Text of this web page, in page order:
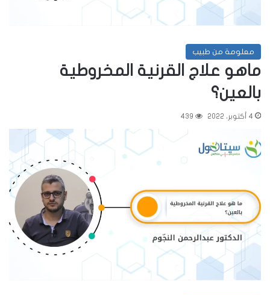
معلومة من طبيب
ماهو علاج القرنية المخروطية
بالعين؟
4 أكتوبر، 2022 439